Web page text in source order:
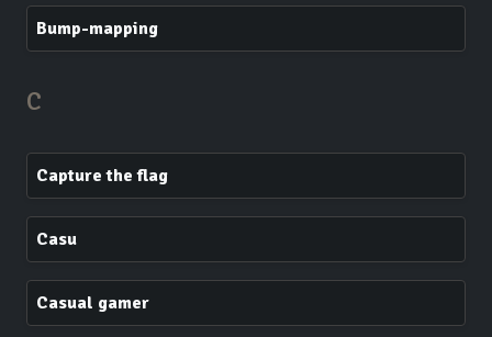
Bump-mapping
C
Capture the flag
Casu
Casual gamer